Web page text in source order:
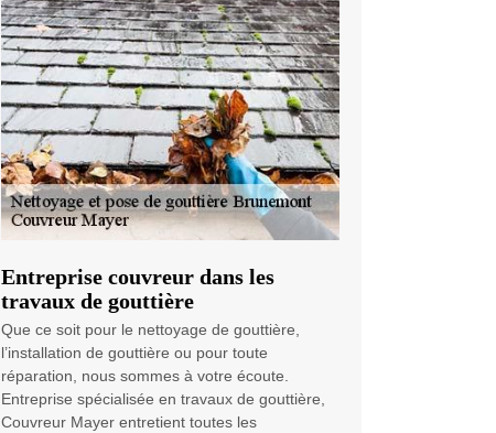
Entreprise couvreur dans les
travaux de gouttière
Que ce soit pour le nettoyage de gouttière,
l’installation de gouttière ou pour toute
réparation, nous sommes à votre écoute.
Entreprise spécialisée en travaux de gouttière,
Couvreur Mayer entretient toutes les